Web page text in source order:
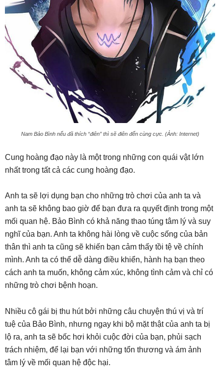
Nam Bảo Bình nếu đã thích “điên” thì sẽ điên đến cùng cực. (Ảnh: Internet)
Cung hoàng đạo này là một trong những con quái vật lớn
nhất trong tất cả các cung hoàng đạo.
Anh ta sẽ lợi dụng bạn cho những trò chơi của anh ta và
anh ta sẽ không bao giờ để bạn đưa ra quyết định trong một
mối quan hệ. Bảo Bình có khả năng thao túng tâm lý và suy
nghĩ của bạn. Anh ta không hài lòng về cuộc sống của bản
thân thì anh ta cũng sẽ khiến bạn cảm thấy tồi tệ về chính
mình. Anh ta có thể dễ dàng điều khiển, hành hạ bạn theo
cách anh ta muốn, không cảm xúc, không tình cảm và chỉ có
những trò chơi bệnh hoạn.
Nhiều cô gái bị thu hút bởi những câu chuyện thú vị và trí
tuệ của Bảo Bình, nhưng ngay khi bộ mặt thật của anh ta bị
lộ ra, anh ta sẽ bốc hơi khỏi cuộc đời của bạn, phủi sạch
trách nhiệm, để lại bạn với những tổn thương và ám ảnh
tâm lý về mối quan hệ độc hại.